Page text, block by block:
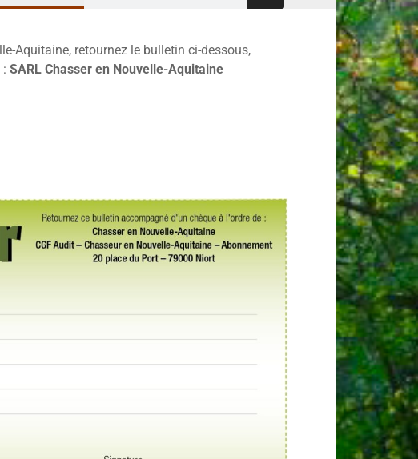
Aquitaine, retournez le bulletin ci-dessous,
:SARL Chasser en Nouvelle-Aquitaine